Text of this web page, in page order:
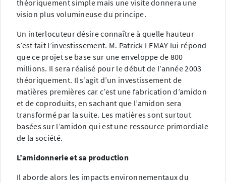
théoriquement simple mais une visite donnera une
vision plus volumineuse du principe.
Un interlocuteur désire connaître à quelle hauteur
s’est fait l’investissement. M. Patrick LEMAY lui répond
que ce projet se base sur une enveloppe de 800
millions. Il sera réalisé pour le début de l’année 2003
théoriquement. Il s’agit d’un investissement de
matières premières car c’est une fabrication d’amidon
et de coproduits, en sachant que l’amidon sera
transformé par la suite. Les matières sont surtout
basées sur l’amidon qui est une ressource primordiale
de la société.
L’amidonnerie et sa production
Il aborde alors les impacts environnementaux du